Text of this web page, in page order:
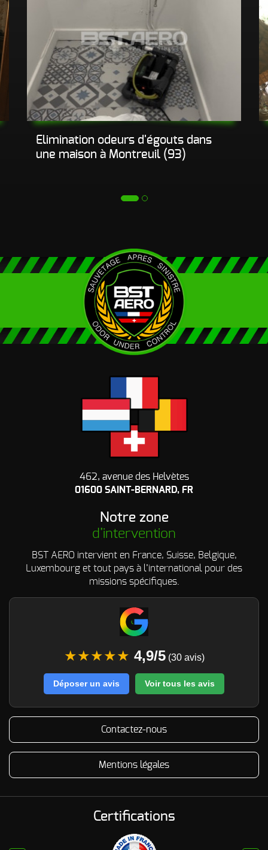
Elimination odeurs d'égouts dans
une maison à Montreuil (93)
462, avenue des Helvètes
01600 SAINT-BERNARD, FR
Notre zone
d’intervention
BST AERO intervient en France, Suisse, Belgique,
Luxembourg et tout pays à l’international pour des
missions spécifiques.
★★★★★ 4,9/5(30 avis)
Déposer un avis Voir tous les avis
Contactez-nous
Mentions légales
Certifications